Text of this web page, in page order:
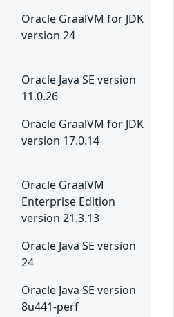
Oracle GraalVM for JDK
version 24
Oracle Java SE version
11.0.26
Oracle GraalVM for JDK
version 17.0.14
Oracle GraalVM
Enterprise Edition
version 21.3.13
Oracle Java SE version
24
Oracle Java SE version
8u441-perf